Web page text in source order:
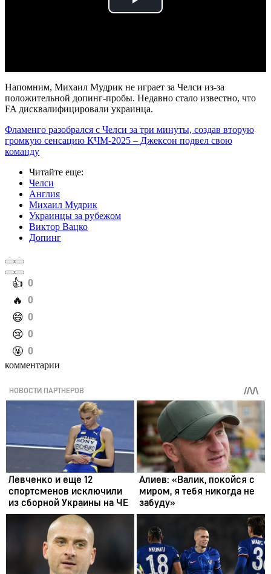
Play
Напомним, Михаил Мудрик не играет за Челси из-за
положительной допинг-пробы. Недавно стало известно, что
FA дисквалифицировали украинца.
Фламенго разобрался с Челси за три минуты, создав вторую
громкую сенсацию КЧМ-2025 – Джексон подвел свою
команду
Читайте еще:
Челси
Англия
Михаил Мудрик
Украинцы за рубежом
Виктор Вацко
Допинг
️👍 0
️🔥 0
️😄 0
️😢 0
️🤬 0
комментарии